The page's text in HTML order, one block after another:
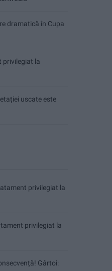
dramatică în Cupa
privilegiat la
uscate este
privilegiat la
privilegiat la
Gârtoi: